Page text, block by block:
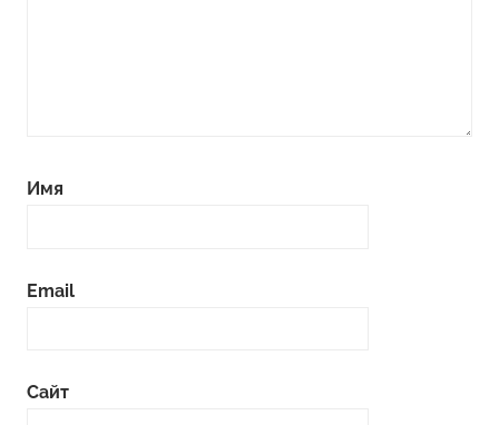
Имя
Email
Сайт